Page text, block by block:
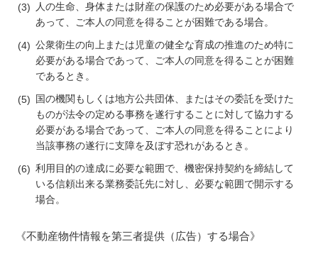
人の生命、身体または財産の保護のため必要がある場合で
あって、ご本人の同意を得ることが困難である場合。
公衆衛生の向上または児童の健全な育成の推進のため特に
必要がある場合であって、ご本人の同意を得ることが困難
であるとき。
国の機関もしくは地方公共団体、またはその委託を受けた
ものが法令の定める事務を遂行することに対して協力する
必要がある場合であって、ご本人の同意を得ることにより
当該事務の遂行に支障を及ぼす恐れがあるとき。
利用目的の達成に必要な範囲で、機密保持契約を締結して
いる信頼出来る業務委託先に対し、必要な範囲で開示する
場合。
《不動産物件情報を第三者提供（広告）する場合》